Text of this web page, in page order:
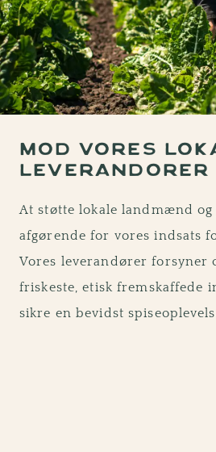
MØD VORES
LEVERANDØRER
At støtte lokale landmænd
afgørende for vores indsats
Vores leverandører forsyner
friskeste, etisk fremskaffede
sikre en bevidst